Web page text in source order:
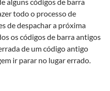
todo o processo de
de despachar a próxima
os códigos de barra antigos
de um código antigo
ir parar no lugar errado.